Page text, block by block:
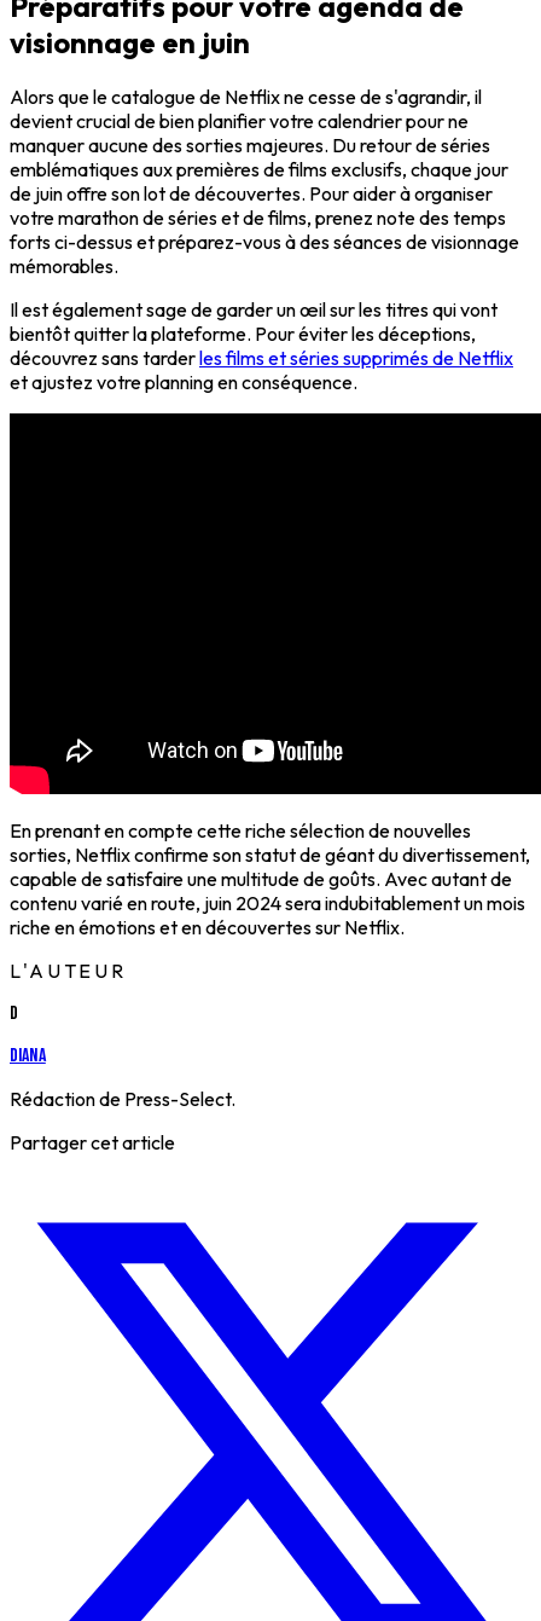
visionnage en juin
Alors que le catalogue de Netflix ne cesse de s'agrandir, il
devient crucial de bien planifier votre calendrier pour ne
manquer aucune des sorties majeures. Du retour de séries
emblématiques aux premières de films exclusifs, chaque jour
de juin offre son lot de découvertes. Pour aider à organiser
votre marathon de séries et de films, prenez note des temps
forts ci-dessus et préparez-vous à des séances de visionnage
mémorables.
Il est également sage de garder un œil sur les titres qui vont
bientôt quitter la plateforme. Pour éviter les déceptions,
découvrez sans tarderles films et séries supprimés de Netflix
et ajustez votre planning en conséquence.
En prenant en compte cette riche sélection de nouvelles
sorties, Netflix confirme son statut de géant du divertissement,
capable de satisfaire une multitude de goûts. Avec autant de
contenu varié en route, juin 2024 sera indubitablement un mois
riche en émotions et en découvertes sur Netflix.
L'AUTEUR
D
Diana
Rédaction de Press-Select.
Partager cet article